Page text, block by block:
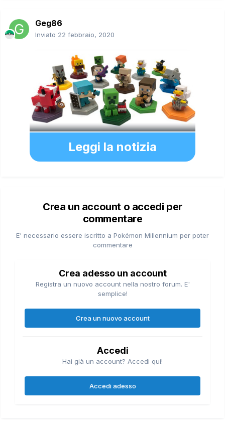
Geg86
Inviato 22 febbraio, 2020
Leggi la notizia
Crea un account o accedi per
commentare
E' necessario essere iscritto a Pokémon Millennium per poter
commentare
Crea adesso un account
Registra un nuovo account nella nostro forum. E'
semplice!
Crea un nuovo account
Accedi
Hai già un account? Accedi qui!
Accedi adesso